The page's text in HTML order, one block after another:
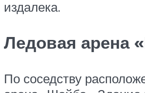
издалека.
Ледовая арена
По соседству